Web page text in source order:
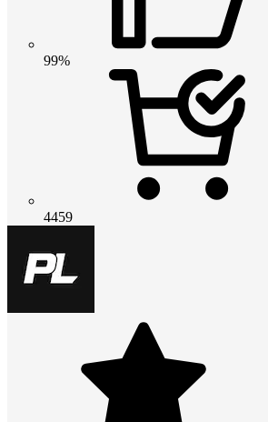
99%
4459